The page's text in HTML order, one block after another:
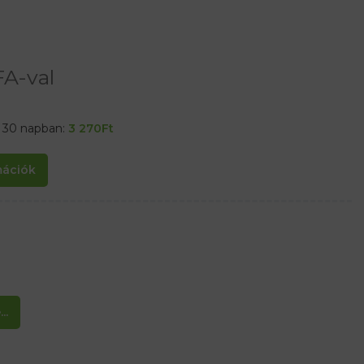
val
napban: 3 270Ft